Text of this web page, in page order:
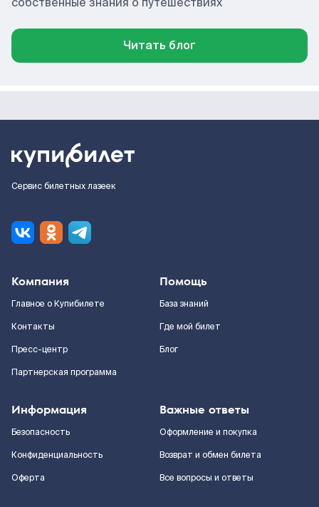
Читать блог
Сервис билетных лазеек
Компания
Главное о Купибилете
Контакты
Пресс-центр
Партнерская программа
Помощь
База знаний
Где мой билет
Блог
Информация
Безопасность
Конфиденциальность
Оферта
Важные ответы
Оформление и покупка
Возврат и обмен билета
Все вопросы и ответы